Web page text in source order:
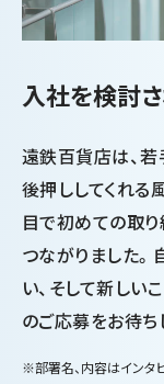
入社を検討
遠鉄百貨店は、
後押ししてくれる
目で初めての取
つながりました
い、そして新しい
のご応募をお待ち
※部署名、内容はインタ